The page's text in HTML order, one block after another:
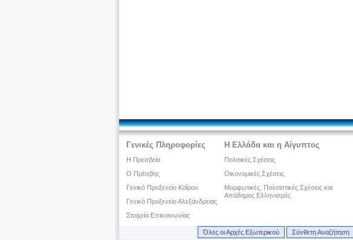
Γενικές Πληροφορίες
Η Πρεσβεία
Ο Πρέσβης
Γενικό Προξενείο Καΐρου
Γενικό Προξενείο Αλεξάνδρειας
Στοιχεία Επικοινωνίας
Η Ελλάδα και η Αίγυπτος
Πολιτικές Σχέσεις
Οικονομικές Σχέσεις
Μορφωτικές, Πολιτιστικές Σχέσεις και
Απόδημος Ελληνισμός
Όλες οι Αρχές Εξωτερικού Σύνθετη Αναζήτηση